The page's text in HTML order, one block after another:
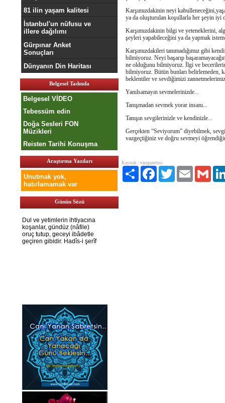
81 ilin yaşam kalitesi
İstanbul'un nüfusu ve
illere dağılımı
Gürpınar Anket
Sonuçları
Dünyanın Din Haritası
Belgesel Tadında
Belgesel VİDEO
Tebessüm edin
Doğa Sesleri FON
Müzikleri
Reisten Tarihi Konuşma
Araştırma Yazıları
Unutmak yok,
hatırlamamak var
Günün Sözü
Karşımızdakinin neyi
ya da oluşturulan koşullarla her şeyin iyi
Karşımızdakinin bilgi ve yeteneklerini,
şeyleri yapabileceğini ya da yapmak
Karşımızdakileri tanımadığımız gibi
bilmiyoruz. Neyi başarıp
ne olduğunu bilmiyoruz. İlgi ve
bilmiyoruz. Bütün bunları belirlemeden,
beklentiler ve sevdiğimizi
Yanılsamayın sevmelerinizde...
Tanışmadan sevmek yorar insanı...
Tanışın sevgilerinizle ve kendinizle...
Gerçekten “Seviyorum” diyebilmek,
vazgeçtiğiniz ve doğru sevmeyi
Kaynak : vangazetesi
Paylaş FacebookTwitter Email Gmail